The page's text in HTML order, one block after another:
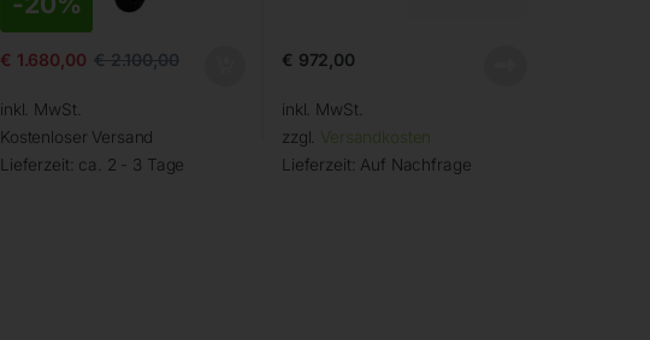
€ 1.680,00 €2.100,00
inkl. MwSt.
Kostenloser Versand
Lieferzeit: ca. 2 - 3 Tage
€ 972,00
inkl. MwSt.
zzgl. Versandkosten
Lieferzeit: Auf Nachfrage